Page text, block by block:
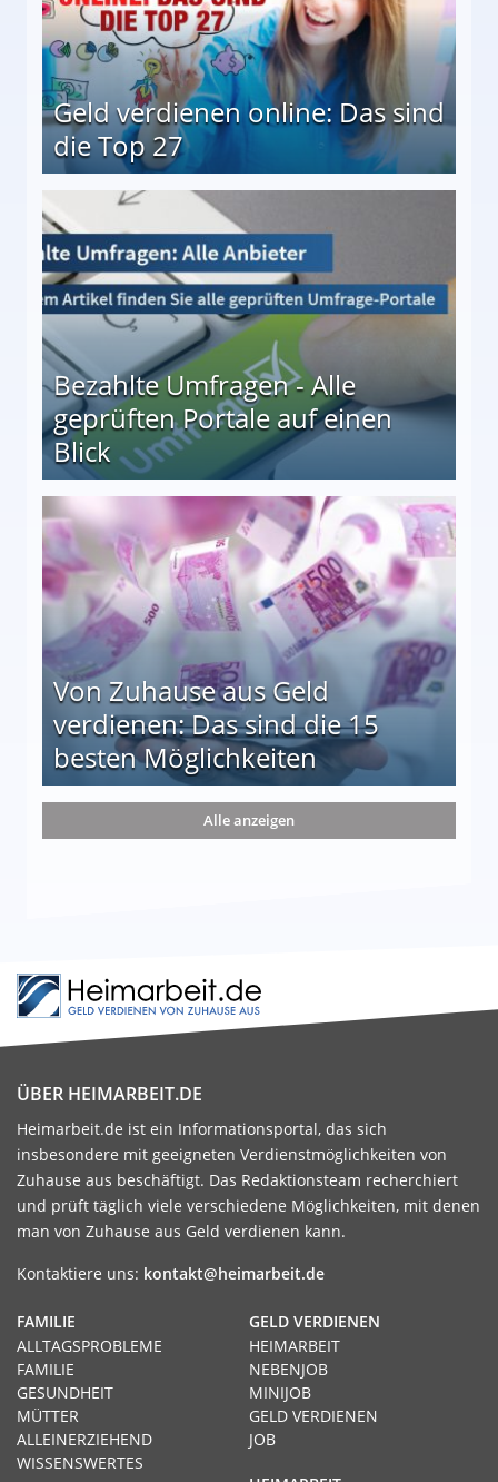
Geld verdienen online: Das sind
die Top 27
Bezahlte Umfragen - Alle
geprüften Portale auf einen
Blick
auf einen Blick
Von Zuhause aus Geld
verdienen: Das sind die 15
besten Möglichkeiten
die 15 besten Möglichkeiten
Alle anzeigen
ÜBER HEIMARBEIT.DE
Heimarbeit.de ist ein Informationsportal, das sich
insbesondere mit geeigneten Verdienstmöglichkeiten von
Zuhause aus beschäftigt. Das Redaktionsteam recherchiert
und prüft täglich viele verschiedene Möglichkeiten, mit denen
man von Zuhause aus Geld verdienen kann.
Kontaktiere uns: kontakt@heimarbeit.de
GELD VERDIENEN
HEIMARBEIT
NEBENJOB
MINIJOB
GELD VERDIENEN
JOB
FAMILIE
ALLTAGSPROBLEME
FAMILIE
GESUNDHEIT
MÜTTER
ALLEINERZIEHEND
WISSENSWERTES